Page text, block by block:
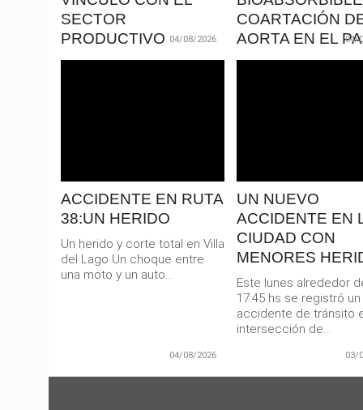
SECTOR
PRODUCTIVO
El gobernador Martín Llaryora
04/08/2026
COARTACIÓN
AORTA EN EL
En un procedimiento
04/
ACCIDENTE EN RUTA
38:UN HERIDO
Un herido y corte total en Villa
del Lago Un choque entre
una moto y un auto...
04/08/2026
UN NUEVO
ACCIDENTE EN
CIUDAD CON
MENORES
Este lunes alrededor
17:45 hs se registró un
accidente de tránsito
intersección de...
03/